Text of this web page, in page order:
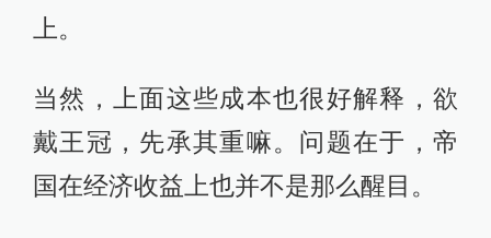
上。
当然，上面这些成本也很好解释，欲
戴王冠，先承其重嘛。问题在于，帝
国在经济收益上也并不是那么醒目。